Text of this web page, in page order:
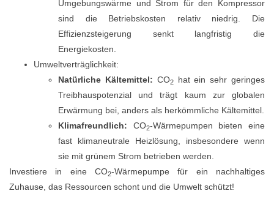
Umgebungswärme und Strom für den Kompressor
sind die Betriebskosten relativ niedrig. Die
Effizienzsteigerung senkt langfristig die
Energiekosten.
Umweltverträglichkeit:
Natürliche Kältemittel: CO2hat ein sehr geringes
Treibhauspotenzial und trägt kaum zur globalen
Erwärmung bei, anders als herkömmliche Kältemittel.
Klimafreundlich: CO2-Wärmepumpen bieten eine
fast klimaneutrale Heizlösung, insbesondere wenn
sie mit grünem Strom betrieben werden.
Investiere in eine CO2-Wärmepumpe für ein nachhaltiges
Zuhause, das Ressourcen schont und die Umwelt schützt!